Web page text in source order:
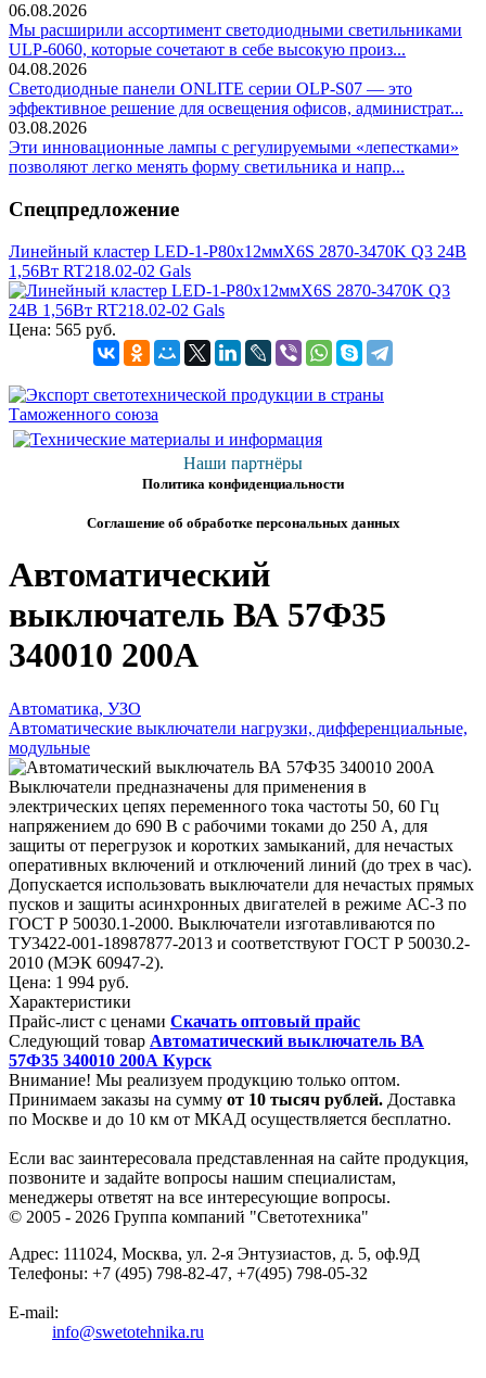
06.08.2026
Мы расширили ассортимент светодиодными светильниками
ULP-6060, которые сочетают в себе высокую произ...
04.08.2026
Светодиодные панели ONLITE серии OLP-S07 — это
эффективное решение для освещения офисов, администрат...
03.08.2026
Эти инновационные лампы с регулируемыми «лепестками»
позволяют легко менять форму светильника и напр...
Спецпредложение
Линейный кластер LED-1-P80x12ммX6S 2870-3470K Q3 24В
1,56Вт RT218.02-02 Gals
Цена: 565 руб.
Наши партнёры
Политика конфиденциальности
Соглашение об обработке персональных данных
Автоматический
выключатель ВА 57Ф35
340010 200А
Автоматика, УЗО
Автоматические выключатели нагрузки, дифференциальные,
модульные
Выключатели предназначены для применения в
электрических цепях переменного тока частоты 50, 60 Гц
напряжением до 690 В с рабочими токами до 250 А, для
защиты от перегрузок и коротких замыканий, для нечастых
оперативных включений и отключений линий (до трех в час).
Допускается использовать выключатели для нечастых прямых
пусков и защиты асинхронных двигателей в режиме АС-3 по
ГОСТ Р 50030.1-2000. Выключатели изготавливаются по
ТУ3422-001-18987877-2013 и соответствуют ГОСТ Р 50030.2-
2010 (МЭК 60947-2).
Цена: 1 994 руб.
Характеристики
Прайс-лист с ценами Скачать оптовый прайс
Следующий товар Автоматический выключатель ВА
57Ф35 340010 200А Курск
Внимание! Мы реализуем продукцию только оптом.
Принимаем заказы на сумму от 10 тысяч рублей. Доставка
по Москве и до 10 км от МКАД осуществляется бесплатно.
Если вас заинтересовала представленная на сайте продукция,
позвоните и задайте вопросы нашим специалистам,
менеджеры ответят на все интересующие вопросы.
© 2005 - 2026 Группа компаний "Светотехника"
Адрес: 111024, Москва, ул. 2-я Энтузиастов, д. 5, оф.9Д
Телефоны: +7 (495) 798-82-47, +7(495) 798-05-32
E-mail:
info@swetotehnika.ru